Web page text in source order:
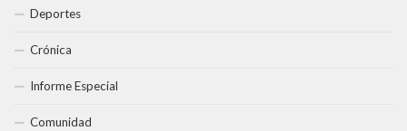
Deportes
Crónica
Informe Especial
Comunidad